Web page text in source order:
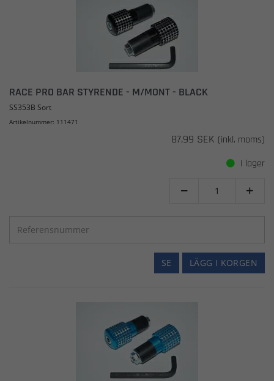
RACE PRO BAR STYRENDE - M/MONT - BLACK
SS353B Sort
Artikelnummer: 111471
87,99 SEK (inkl. moms)
I lager
 
LÄGG I KORGEN
SE